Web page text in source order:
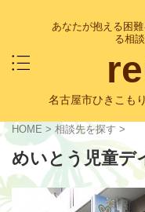
あなたが抱える困
る相
名古屋市ひきこも
HOME > 相談先を探す >
めいとう児童